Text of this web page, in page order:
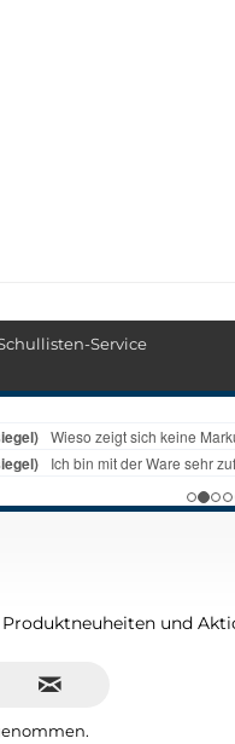
Service
und